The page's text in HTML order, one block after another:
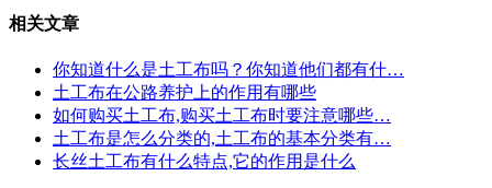
相关文章
你知道什么是土工布吗？你知道他们都有什…
土工布在公路养护上的作用有哪些
如何购买土工布,购买土工布时要注意哪些…
土工布是怎么分类的,土工布的基本分类有…
长丝土工布有什么特点,它的作用是什么